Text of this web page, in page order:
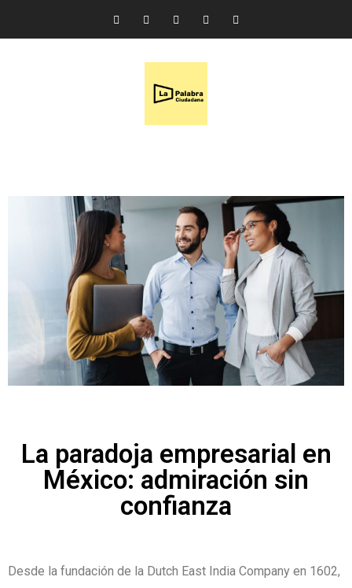
La paradoja empresarial en
México: admiración sin
confianza
Desde la fundación de la Dutch East India Company en 1602,